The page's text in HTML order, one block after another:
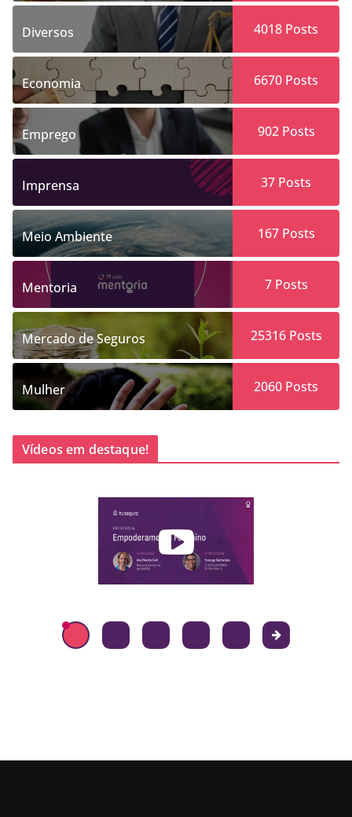
Diversos 4018 Posts
Economia 6670 Posts
Emprego 902Posts
Imprensa 37 Posts
Meio Ambiente 167Posts
Mentoria 7Posts
Mercado de Seguros 25316Posts
Mulher 2060 Posts
Vídeos em destaque!